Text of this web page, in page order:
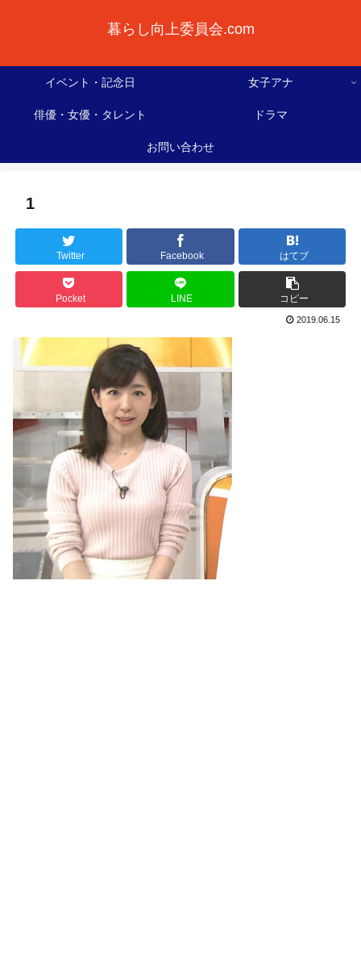
暮らし向上委員会.com
イベント・記念日 女子アナ
俳優・女優・タレント ドラマ
お問い合わせ
1
Twitter Facebook はてブ
Pocket LINE コピー
2019.06.15